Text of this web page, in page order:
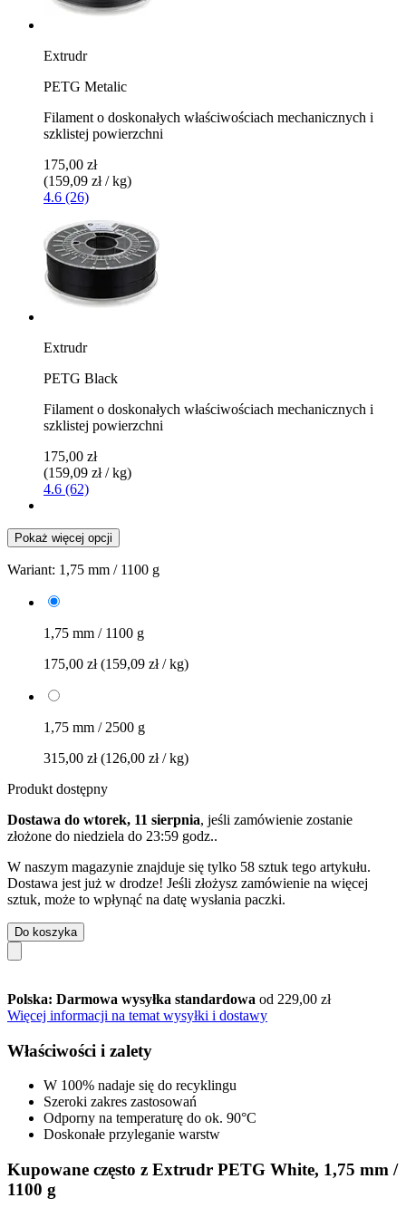
Extrudr
PETG Metalic
Filament o doskonałych właściwościach mechanicznych i
szklistej powierzchni
175,00 zł
(159,09 zł / kg)
4.6 (26)
Extrudr
PETG Black
Filament o doskonałych właściwościach mechanicznych i
szklistej powierzchni
175,00 zł
(159,09 zł / kg)
4.6 (62)
Pokaż więcej opcji
Wariant: 1,75 mm / 1100 g
1,75 mm / 1100 g
175,00 zł(159,09 zł / kg)
1,75 mm / 2500 g
315,00 zł(126,00 zł / kg)
Produkt dostępny
Dostawa do wtorek, 11 sierpnia, jeśli zamówienie zostanie
złożone do niedziela do 23:59 godz..
W naszym magazynie znajduje się tylko 58 sztuk tego artykułu.
Dostawa jest już w drodze! Jeśli złożysz zamówienie na więcej
sztuk, może to wpłynąć na datę wysłania paczki.
Do koszyka
Polska: Darmowa wysyłka standardowa od 229,00 zł
Więcej informacji na temat wysyłki i dostawy
Właściwości i zalety
W 100% nadaje się do recyklingu
Szeroki zakres zastosowań
Odporny na temperaturę do ok. 90°C
Doskonałe przyleganie warstw
Kupowane często z Extrudr PETG White, 1,75 mm /
1100 g